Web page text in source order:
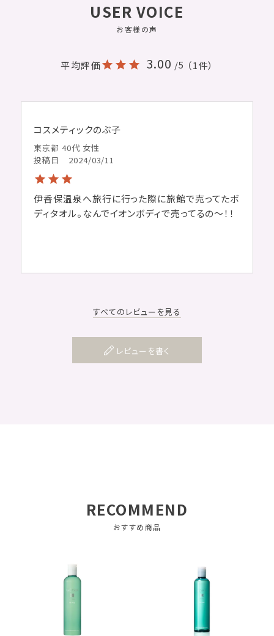
USER VOICE
お客様の声
平均評価 3.00 /5 （1件）
コスメティックのぶ子
東京都 40代 女性
投稿日
2024/03/11
伊香保温泉へ旅行に行った際に旅館で売ってたボ
ディタオル。なんでイオンボディで売ってるの〜！！
すべてのレビューを見る
レビューを書く
RECOMMEND
おすすめ商品